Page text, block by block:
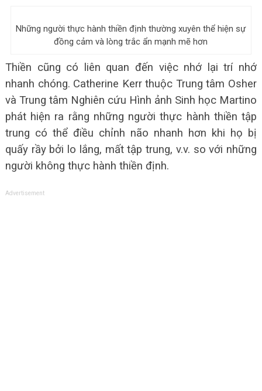
Những người thực hành thiền định thường xuyên thể hiện sự
đồng cảm và lòng trắc ẩn mạnh mẽ hơn
Thiền cũng có liên quan đến việc nhớ lại trí nhớ
nhanh chóng. Catherine Kerr thuộc Trung tâm Osher
và Trung tâm Nghiên cứu Hình ảnh Sinh học Martino
phát hiện ra rằng những người thực hành thiền tập
trung có thể điều chỉnh não nhanh hơn khi họ bị
quấy rầy bởi lo lắng, mất tập trung, v.v. so với những
người không thực hành thiền định.
Advertisement